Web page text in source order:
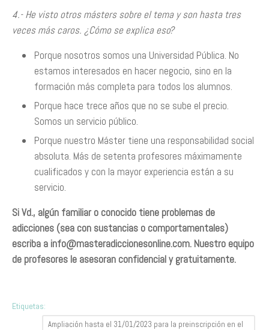
4.- He visto otros másters sobre el tema y son hasta tres
veces más caros. ¿Cómo se explica eso?
Porque nosotros somos una Universidad Pública. No
estamos interesados en hacer negocio, sino en la
formación más completa para todos los alumnos.
Porque hace trece años que no se sube el precio.
Somos un servicio público.
Porque nuestro Máster tiene una responsabilidad social
absoluta. Más de setenta profesores máximamente
cualificados y con la mayor experiencia están a su
servicio.
Si Vd., algún familiar o conocido tiene problemas de
adicciones (sea con sustancias o comportamentales)
escriba a info@masteradiccionesonline.com. Nuestro equipo
de profesores le asesoran confidencial y gratuitamente.
Etiquetas:
Ampliación hasta el 31/01/2023 para la preinscripción en el